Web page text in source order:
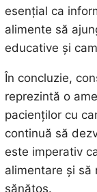
esențial ca
alimente să
educative și
În concluzie,
reprezintă o
pacienților cu
continuă să
este imperativ
alimentare și să
sănătos.